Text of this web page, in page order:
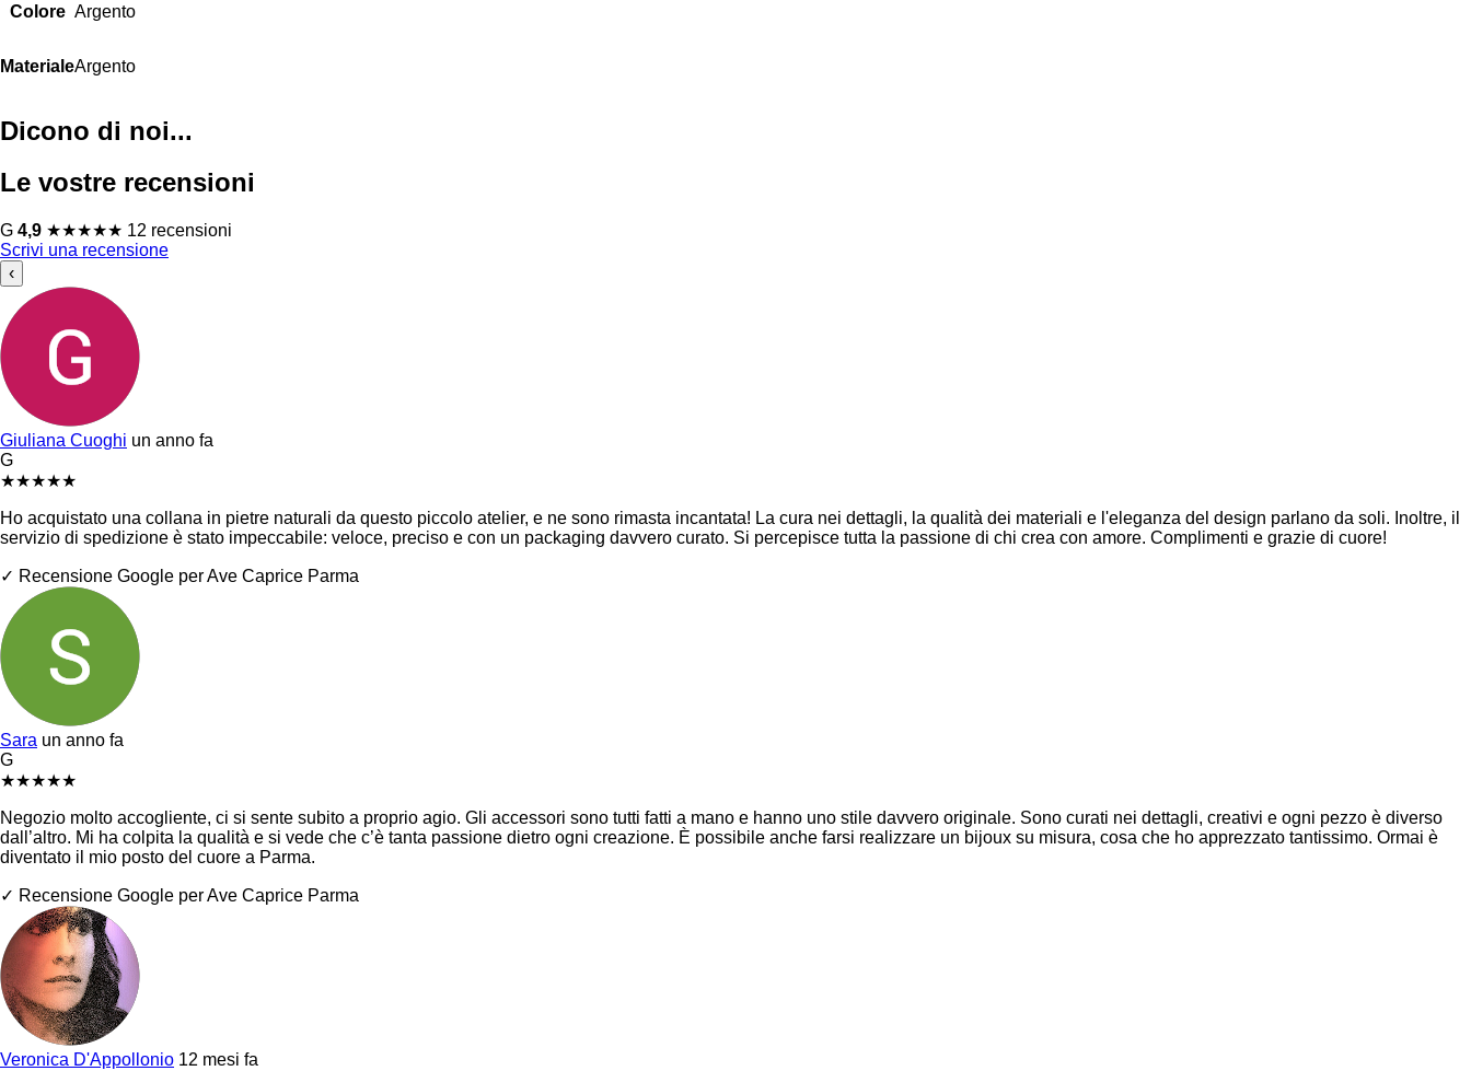
Colore Argento
MaterialeArgento
Dicono di noi...
Le vostre recensioni
G 4,9 ★★★★★ 12 recensioni
Scrivi una recensione
‹
Giuliana Cuoghi un anno fa
G
★★★★★
Ho acquistato una collana in pietre naturali da questo piccolo atelier, e ne sono rimasta incantata! La cura nei dettagli, la qualità dei materiali e l'eleganza del design parlano da soli. Inoltre, il
servizio di spedizione è stato impeccabile: veloce, preciso e con un packaging davvero curato. Si percepisce tutta la passione di chi crea con amore. Complimenti e grazie di cuore!
✓ Recensione Google per Ave Caprice Parma
Sara un anno fa
G
★★★★★
Negozio molto accogliente, ci si sente subito a proprio agio. Gli accessori sono tutti fatti a mano e hanno uno stile davvero originale. Sono curati nei dettagli, creativi e ogni pezzo è diverso
dall’altro. Mi ha colpita la qualità e si vede che c’è tanta passione dietro ogni creazione. È possibile anche farsi realizzare un bijoux su misura, cosa che ho apprezzato tantissimo. Ormai è
diventato il mio posto del cuore a Parma.
✓ Recensione Google per Ave Caprice Parma
Veronica D'Appollonio 12 mesi fa